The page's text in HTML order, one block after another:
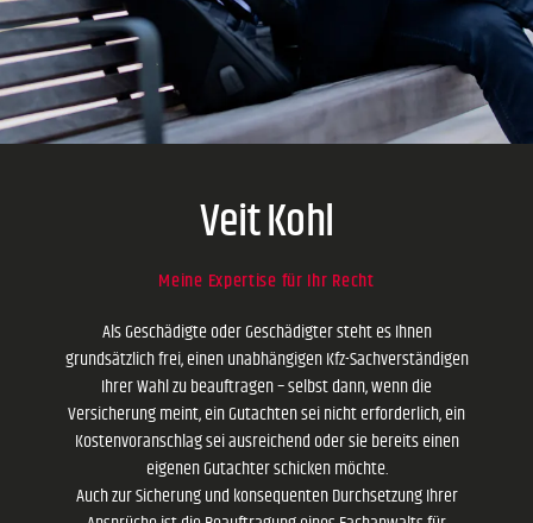
Veit Kohl
Meine Expertise für Ihr Recht
Als Geschädigte oder Geschädigter steht es Ihnen
grundsätzlich frei, einen unabhängigen Kfz-Sachverständigen
Ihrer Wahl zu beauftragen – selbst dann, wenn die
Versicherung meint, ein Gutachten sei nicht erforderlich, ein
Kostenvoranschlag sei ausreichend oder sie bereits einen
eigenen Gutachter schicken möchte.
Auch zur Sicherung und konsequenten Durchsetzung Ihrer